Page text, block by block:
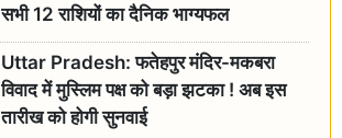
सभी 12 राशियों का दैनिक भाग्यफल
Uttar Pradesh: फतेहपुर मंदिर-मकबरा
विवाद में मुस्लिम पक्ष को बड़ा झटका ! अब इस
तारीख को होगी सुनवाई